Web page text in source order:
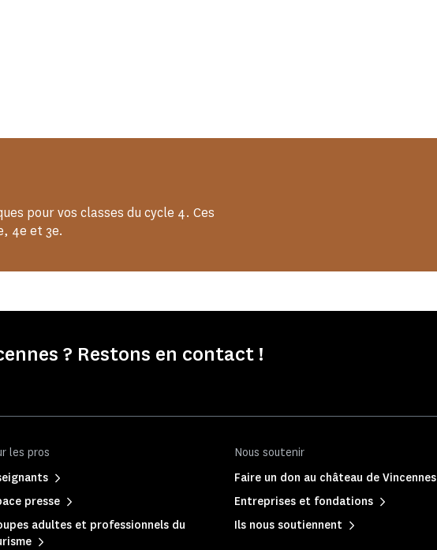
pour vos classes du cycle 4. Ces
4e et 3e.
? Restons en contact !
les pros
presse
adultes et professionnels du
Nous soutenir
Faire un don au château de Vincennes
Entreprises et fondations
Ils nous soutiennent